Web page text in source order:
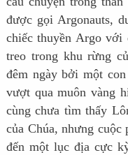
được gọi Argonauts,
chiếc thuyền Argo
treo trong khu rừng
đêm ngày bởi một
vượt qua muôn vàng
cùng chưa tìm thấy
của Chúa, nhưng
đến một lục địa cực